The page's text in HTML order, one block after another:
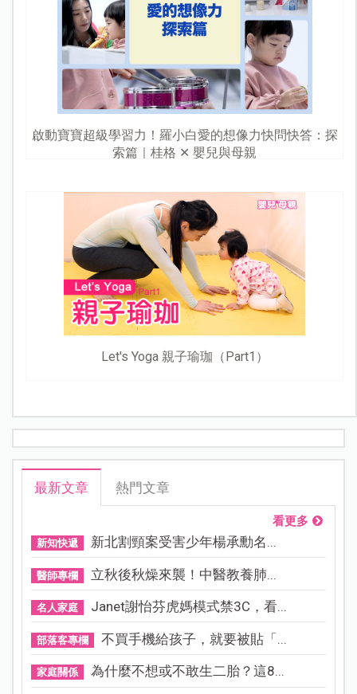
啟動寶寶超級學習力！羅小白愛的想像力快問快答：探
索篇｜桂格 ✕ 嬰兒與母親
Let's Yoga 親子瑜珈（Part1）
最新文章 熱門文章
看更多
新知快遞 新北割頸案受害少年楊承勳名...
醫師專欄 立秋後秋燥來襲！中醫教養肺...
名人家庭 Janet謝怡芬虎媽模式禁3C，看...
部落客專欄 不買手機給孩子，就要被貼「...
家庭關係 為什麼不想或不敢生二胎？這8...